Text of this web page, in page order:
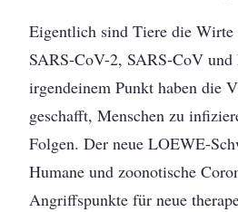
Eigentlich sind Tiere die
SARS-CoV-2, SARS-CoV
irgendeinem Punkt haben die
geschafft, Menschen zu
Folgen. Der neue LOEWE-
Humane und zoonotische
Angriffspunkte für neue